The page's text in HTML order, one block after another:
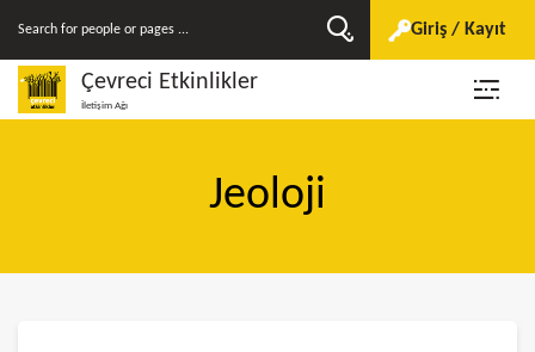
Giriş / Kayıt
Çevreci Etkinlikler
İletişim Ağı
Jeoloji